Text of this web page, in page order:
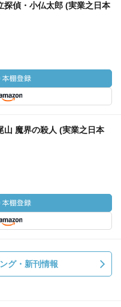
探偵・小仏太郎 (実業之日本
山 魔界の殺人 (実業之日本
グ・新刊情報